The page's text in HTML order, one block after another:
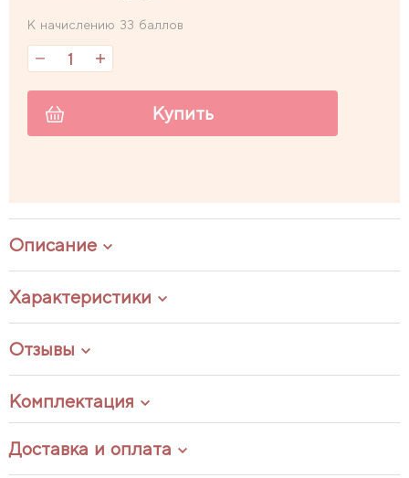
К начислению 33 баллов
Купить
Описание
Характеристики
Отзывы
Комплектация
Доставка и оплата